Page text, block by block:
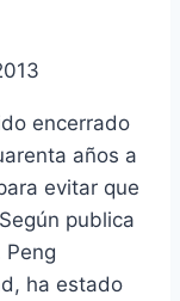
encerrado
años a
evitar que
publica
Peng
ha estado